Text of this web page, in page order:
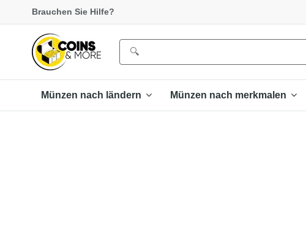
Brauchen Sie Hilfe?
Münzen nach ländern Münzen nach merkmalen